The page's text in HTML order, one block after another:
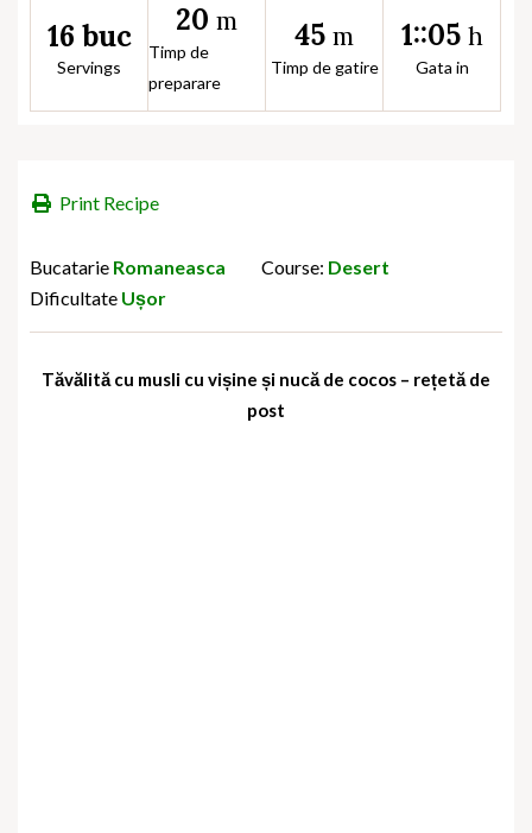
16 buc
Servings
20 m
Timp de
preparare
45 m
Timp de gatire
1::05 h
Gata in
Print Recipe
Bucatarie Romaneasca Course: Desert
Dificultate Ușor
Tăvălită cu musli cu vișine și nucă de cocos – rețetă de
post